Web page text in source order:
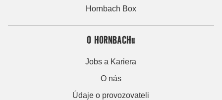
Hornbach Box
O HORNBACHu
Jobs a Kariera
O nás
Údaje o provozovateli